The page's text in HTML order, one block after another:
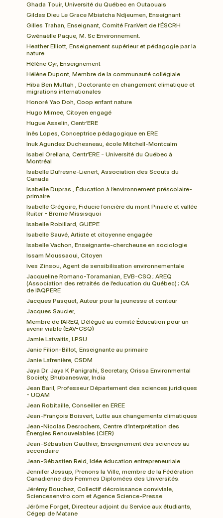
Ghada Touir, Université du Québec en Outaouais
Gildas Dieu Le Grace Mbiatcha Ndjeumen, Enseignant
Gilles Trahan, Enseignant, Comité FranVert de l’ÉSCRH
Gwénaëlle Paque, M. Sc Environnement.
Heather Elliott, Enseignement supérieur et pédagogie par la
nature
Hélène Cyr, Enseignement
Hélène Dupont, Membre de la communauté collégiale
Hiba Ben Muftah , Doctorante en changement climatique et
migrations internationales
Honoré Yao Doh, Coop enfant nature
Hugo Mimee, Citoyen engagé
Hugue Asselin, Centr’ERE
Inês Lopes, Conceptrice pédagogique en ERE
Inuk Agundez Duchesneau, école Mitchell-Montcalm
Isabel Orellana, Centr’ERE - Université du Québec à
Montréal
Isabelle Dufresne-Lienert, Association des Scouts du
Canada
Isabelle Dupras , Éducation à l’environnement préscolaire-
primaire
Isabelle Grégoire, Fiducie foncière du mont Pinacle et vallée
Ruiter - Brome Missisquoi
Isabelle Robillard, GUEPE
Isabelle Sauvé, Artiste et citoyenne engagée
Isabelle Vachon, Enseignante-chercheuse en sociologie
Issam Moussaoui, Citoyen
Ives Zinsou, Agent de sensibilisation environnementale
Jacqueline Romano-Toramanian, EVB-CSQ ; AREQ
(Association des retraités de l’education du Québec) ; CA
de l’AQPERE
Jacques Pasquet, Auteur pour la jeunesse et conteur
Jacques Saucier,
Membre de l’AREQ, Délégué au comité Éducation pour un
avenir viable (EAV-CSQ)
Jamie Latvaitis, LPSU
Janie Filion-Billot, Enseignante au primaire
Janie Lafrenière, CSDM
Jaya Dr. Jaya K Panigrahi, Secretary, Orissa Environmental
Society, Bhubaneswar, India
Jean Baril, Professeur Département des sciences juridiques
- UQAM
Jean Robitaille, Conseiller en EREE
Jean-François Boisvert, Lutte aux changements climatiques
Jean-Nicolas Desrochers, Centre d’Interprétation des
Énergies Renouvelables (CIER)
Jean-Sébastien Gauthier, Enseignement des sciences au
secondaire
Jean-Sébastien Reid, Idée éducation entrepreneuriale
Jennifer Jessup, Prenons la Ville, membre de la Fédération
Canadienne des Femmes Diplomées des Universités.
Jérémy Bouchez, Collectif décroissance conviviale,
Sciencesenviro.com et Agence Science-Presse
Jérôme Forget, Directeur adjoint du Service aux étudiants,
Cégep de Matane